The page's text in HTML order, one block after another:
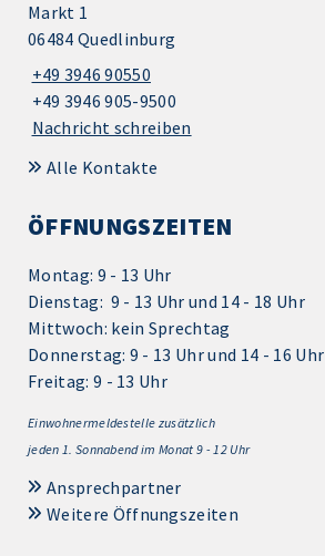
Markt 1
06484 Quedlinburg
+49 3946 90550
+49 3946 905-9500
Nachricht schreiben
Alle Kontakte
ÖFFNUNGSZEITEN
Montag: 9 - 13 Uhr
Dienstag: 9 - 13 Uhr und 14 - 18 Uhr
Mittwoch: kein Sprechtag
Donnerstag: 9 - 13 Uhr und 14 - 16 Uhr
Freitag: 9 - 13 Uhr
Einwohnermeldestelle zusätzlich
jeden 1. Sonnabend im Monat 9 - 12 Uhr
Ansprechpartner
Weitere Öffnungszeiten